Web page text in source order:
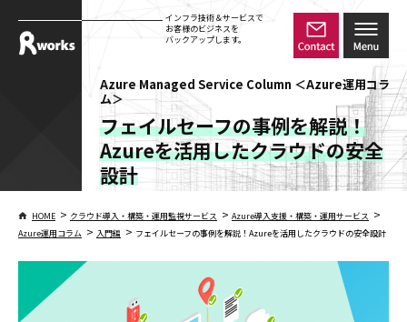
インフラ技術＆サービスで
お客様のビジネスを
バックアップします。
Azure Managed Service Column ＜Azure運用コラ
ム＞
フェイルセーフの事例を解説！
Azureを活用したクラウドの安全
設計
HOME > クラウド導入・構築・運用監視サービス > Azure導入支援・構築・運用サービス >
Azure運用コラム > 入門編 > フェイルセーフの事例を解説！Azureを活用したクラウドの安全設計